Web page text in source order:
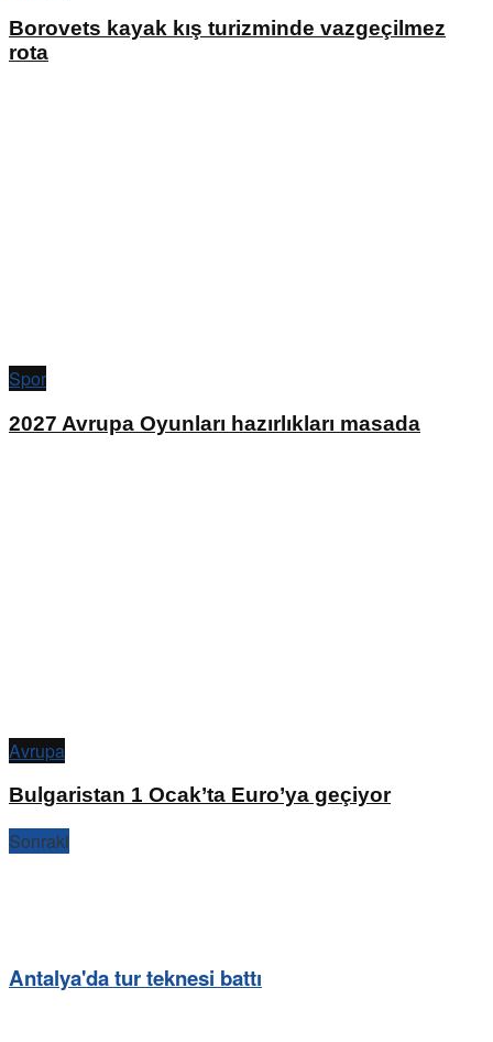
Borovets kayak kış turizminde vazgeçilmez
rota
Spor
2027 Avrupa Oyunları hazırlıkları masada
Avrupa
Bulgaristan 1 Ocak’ta Euro’ya geçiyor
Sonraki
Antalya'da tur teknesi battı